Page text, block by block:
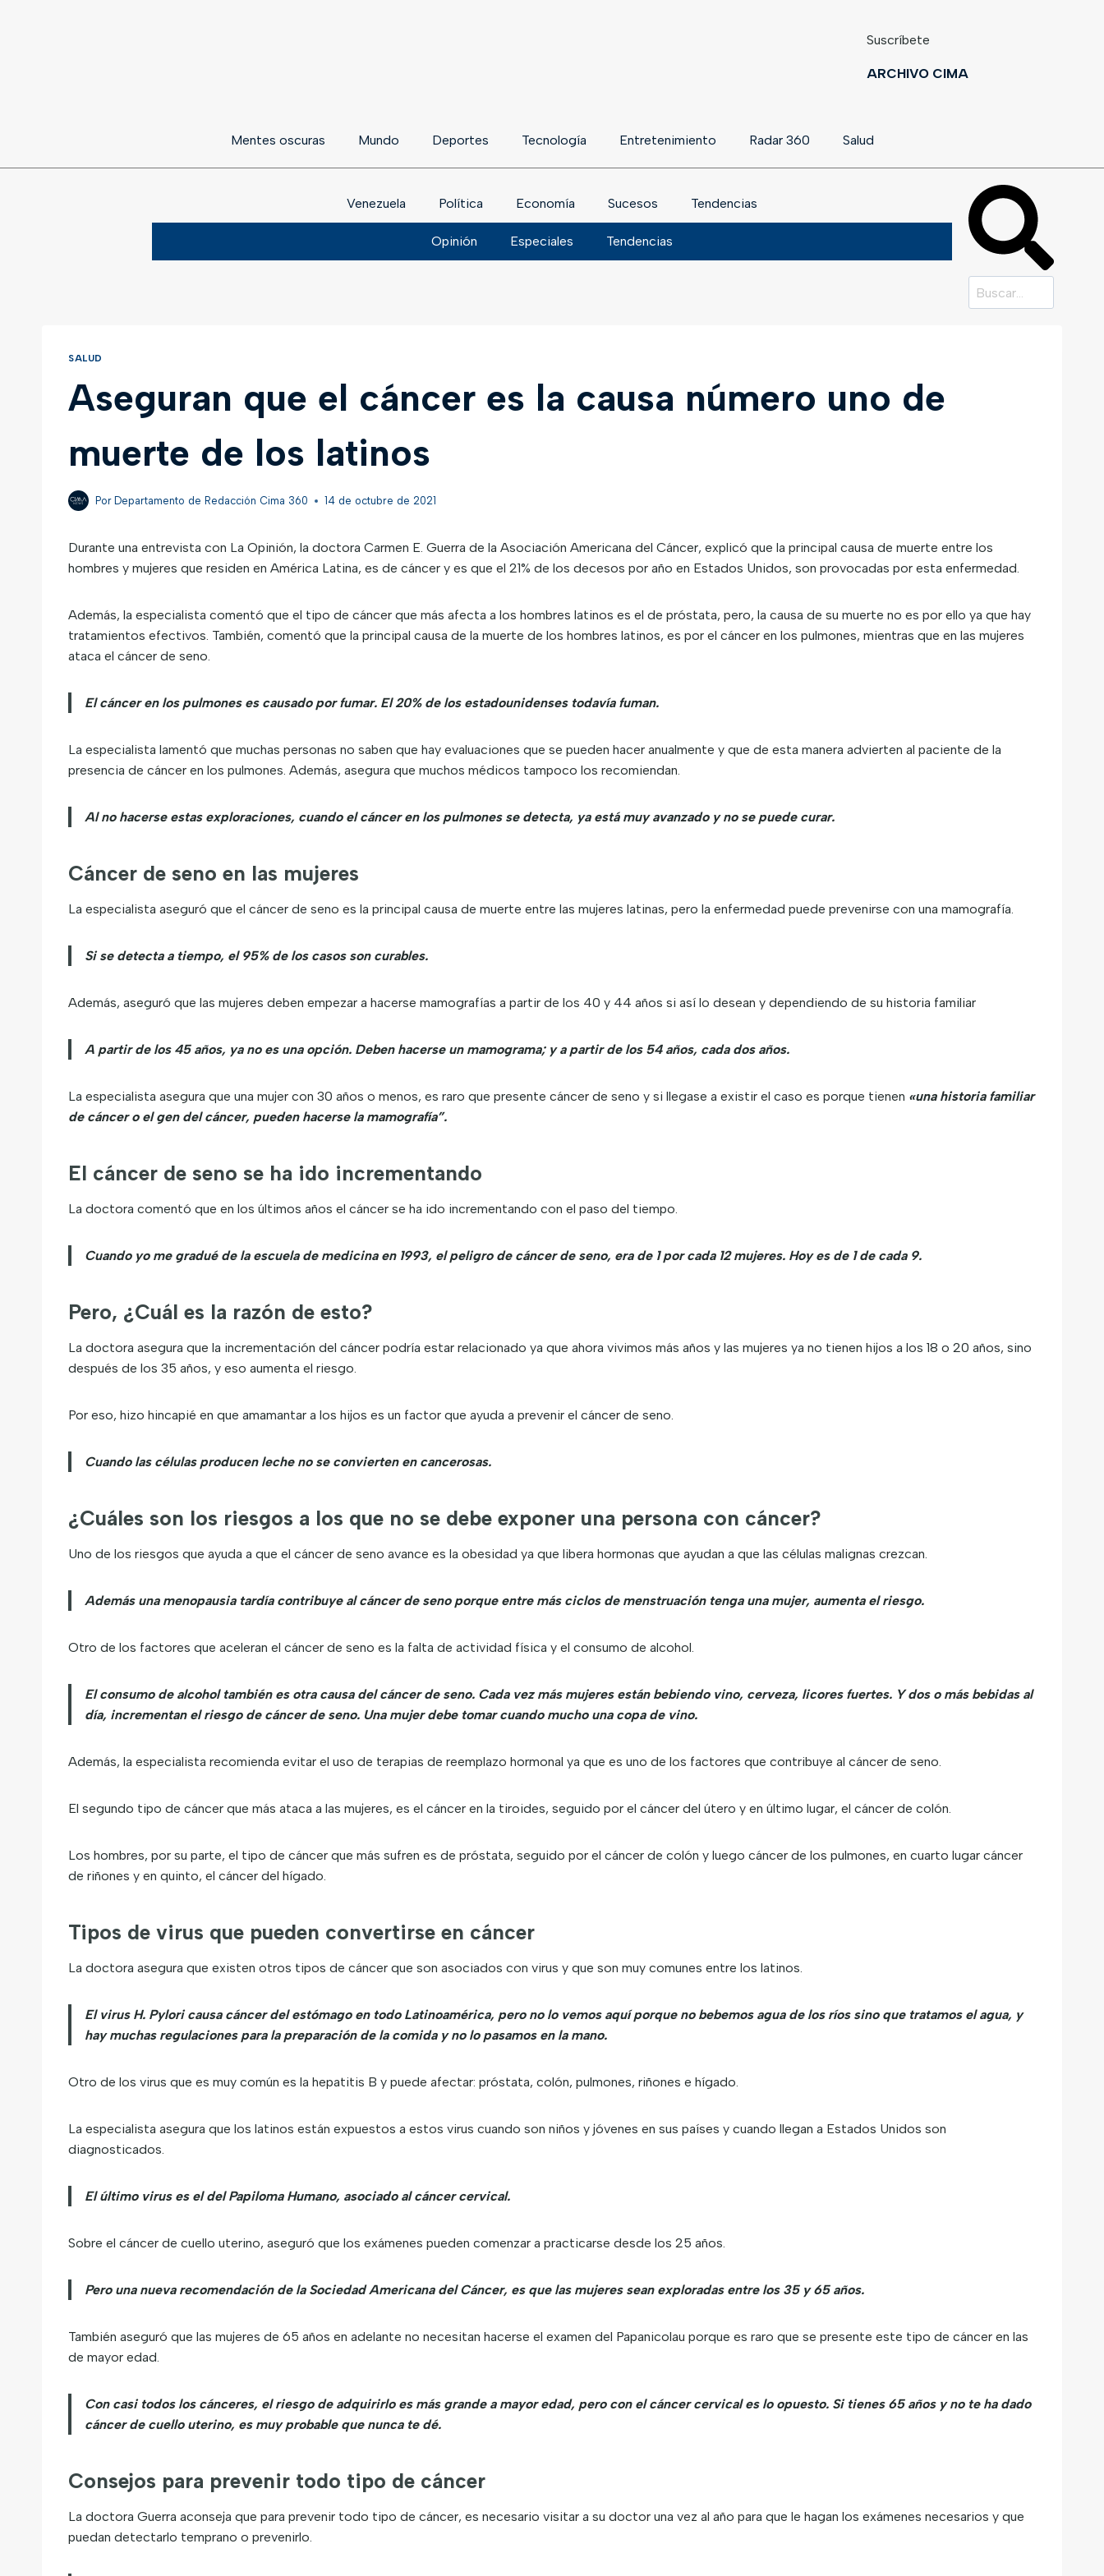
Suscríbete
ARCHIVO CIMA
Mentes oscuras Mundo Deportes Tecnología Entretenimiento Radar 360 Salud
Venezuela Política Economía Sucesos Tendencias
Opinión Especiales Tendencias
SALUD
Aseguran que el cáncer es la causa número uno de
muerte de los latinos
Por Departamento de Redacción Cima 360 14 de octubre de 2021
Durante una entrevista con La Opinión, la doctora Carmen E. Guerra de la Asociación Americana del Cáncer, explicó que la principal causa de muerte entre los
hombres y mujeres que residen en América Latina, es de cáncer y es que el 21% de los decesos por año en Estados Unidos, son provocadas por esta enfermedad.
Además, la especialista comentó que el tipo de cáncer que más afecta a los hombres latinos es el de próstata, pero, la causa de su muerte no es por ello ya que hay
tratamientos efectivos. También, comentó que la principal causa de la muerte de los hombres latinos, es por el cáncer en los pulmones, mientras que en las mujeres
ataca el cáncer de seno.
El cáncer en los pulmones es causado por fumar. El 20% de los estadounidenses todavía fuman.
La especialista lamentó que muchas personas no saben que hay evaluaciones que se pueden hacer anualmente y que de esta manera advierten al paciente de la
presencia de cáncer en los pulmones. Además, asegura que muchos médicos tampoco los recomiendan.
Al no hacerse estas exploraciones, cuando el cáncer en los pulmones se detecta, ya está muy avanzado y no se puede curar.
Cáncer de seno en las mujeres
La especialista aseguró que el cáncer de seno es la principal causa de muerte entre las mujeres latinas, pero la enfermedad puede prevenirse con una mamografía.
Si se detecta a tiempo, el 95% de los casos son curables.
Además, aseguró que las mujeres deben empezar a hacerse mamografías a partir de los 40 y 44 años si así lo desean y dependiendo de su historia familiar
A partir de los 45 años, ya no es una opción. Deben hacerse un mamograma; y a partir de los 54 años, cada dos años.
La especialista asegura que una mujer con 30 años o menos, es raro que presente cáncer de seno y si llegase a existir el caso es porque tienen «una historia familiar
de cáncer o el gen del cáncer, pueden hacerse la mamografía”.
El cáncer de seno se ha ido incrementando
La doctora comentó que en los últimos años el cáncer se ha ido incrementando con el paso del tiempo.
Cuando yo me gradué de la escuela de medicina en 1993, el peligro de cáncer de seno, era de 1 por cada 12 mujeres. Hoy es de 1 de cada 9.
Pero, ¿Cuál es la razón de esto?
La doctora asegura que la incrementación del cáncer podría estar relacionado ya que ahora vivimos más años y las mujeres ya no tienen hijos a los 18 o 20 años, sino
después de los 35 años, y eso aumenta el riesgo.
Por eso, hizo hincapié en que amamantar a los hijos es un factor que ayuda a prevenir el cáncer de seno.
Cuando las células producen leche no se convierten en cancerosas.
¿Cuáles son los riesgos a los que no se debe exponer una persona con cáncer?
Uno de los riesgos que ayuda a que el cáncer de seno avance es la obesidad ya que libera hormonas que ayudan a que las células malignas crezcan.
Además una menopausia tardía contribuye al cáncer de seno porque entre más ciclos de menstruación tenga una mujer, aumenta el riesgo.
Otro de los factores que aceleran el cáncer de seno es la falta de actividad física y el consumo de alcohol.
El consumo de alcohol también es otra causa del cáncer de seno. Cada vez más mujeres están bebiendo vino, cerveza, licores fuertes. Y dos o más bebidas al
día, incrementan el riesgo de cáncer de seno. Una mujer debe tomar cuando mucho una copa de vino.
Además, la especialista recomienda evitar el uso de terapias de reemplazo hormonal ya que es uno de los factores que contribuye al cáncer de seno.
El segundo tipo de cáncer que más ataca a las mujeres, es el cáncer en la tiroides, seguido por el cáncer del útero y en último lugar, el cáncer de colón.
Los hombres, por su parte, el tipo de cáncer que más sufren es de próstata, seguido por el cáncer de colón y luego cáncer de los pulmones, en cuarto lugar cáncer
de riñones y en quinto, el cáncer del hígado.
Tipos de virus que pueden convertirse en cáncer
La doctora asegura que existen otros tipos de cáncer que son asociados con virus y que son muy comunes entre los latinos.
El virus H. Pylori causa cáncer del estómago en todo Latinoamérica, pero no lo vemos aquí porque no bebemos agua de los ríos sino que tratamos el agua, y
hay muchas regulaciones para la preparación de la comida y no lo pasamos en la mano.
Otro de los virus que es muy común es la hepatitis B y puede afectar: próstata, colón, pulmones, riñones e hígado.
La especialista asegura que los latinos están expuestos a estos virus cuando son niños y jóvenes en sus países y cuando llegan a Estados Unidos son
diagnosticados.
El último virus es el del Papiloma Humano, asociado al cáncer cervical.
Sobre el cáncer de cuello uterino, aseguró que los exámenes pueden comenzar a practicarse desde los 25 años.
Pero una nueva recomendación de la Sociedad Americana del Cáncer, es que las mujeres sean exploradas entre los 35 y 65 años.
También aseguró que las mujeres de 65 años en adelante no necesitan hacerse el examen del Papanicolau porque es raro que se presente este tipo de cáncer en las
de mayor edad.
Con casi todos los cánceres, el riesgo de adquirirlo es más grande a mayor edad, pero con el cáncer cervical es lo opuesto. Si tienes 65 años y no te ha dado
cáncer de cuello uterino, es muy probable que nunca te dé.
Consejos para prevenir todo tipo de cáncer
La doctora Guerra aconseja que para prevenir todo tipo de cáncer, es necesario visitar a su doctor una vez al año para que le hagan los exámenes necesarios y que
puedan detectarlo temprano o prevenirlo.